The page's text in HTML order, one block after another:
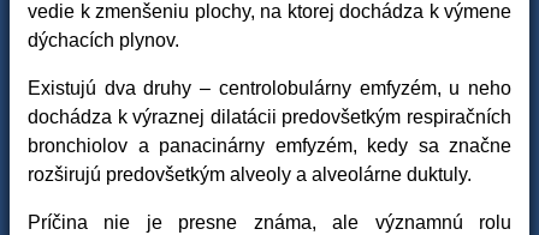
vedie k zmenšeniu plochy, na ktorej dochádza k výmene
dýchacích plynov.
Existujú dva druhy – centrolobulárny emfyzém, u neho
dochádza k výraznej dilatácii predovšetkým respiračních
bronchiolov a panacinárny emfyzém, kedy sa značne
rozširujú predovšetkým alveoly a alveolárne duktuly.
Príčina nie je presne známa, ale významnú rolu